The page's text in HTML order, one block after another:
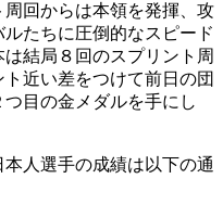
回からは本領を発揮、攻
たちに圧倒的なスピード
結局８回のスプリント周
近い差をつけて前日の団
目の金メダルを手にし
人選手の成績は以下の通